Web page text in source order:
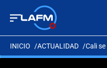
INICIO ACTUALIDAD Cali